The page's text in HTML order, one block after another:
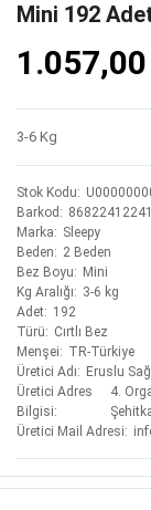
Mini 192
3-6 Kg
Stok Kodu
Barkod
Marka
Sleepy
Beden
2 Beden
Bez Boyu
Mini
Kg Aralığı
3-6 kg
Adet
192
Türü
Cırtlı Bez
Menşei
TR-Türkiye
Üretici Adı
Eruslu
Üretici Adres
Bilgisi
4.
Üretici Mail Adresi